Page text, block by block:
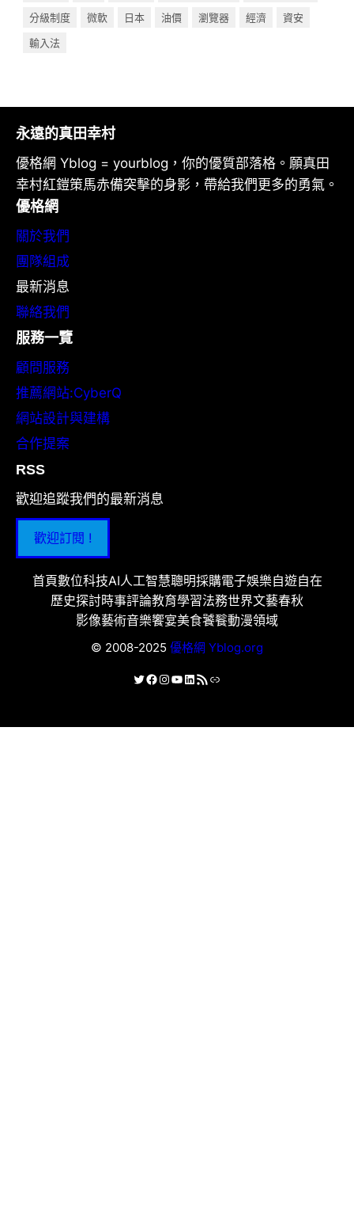
分級制度
微軟 日本 油價 瀏覽器 經濟
資安
輸入法
永遠的真田幸村
優格網 Yblog = yourblog，你的優質部落格。願真田
幸村紅鎧策馬赤備突擊的身影，帶給我們更多的勇氣。
優格網
關於我們
團隊組成
最新消息
聯絡我們
服務一覽
顧問服務
推薦網站:CyberQ
網站設計與建構
合作提案
RSS
歡迎追蹤我們的最新消息
歡迎訂閱 !
首頁數位科技AI人工智慧聰明採購電子娛樂自遊自在
歷史探討時事評論教育學習法務世界文藝春秋
影像藝術音樂饗宴美食饕餮動漫領域
© 2008-2025 優格網 Yblog.org
X Facebook
Instagram
YouTube
LinkedIn
RSS 資訊提供連結